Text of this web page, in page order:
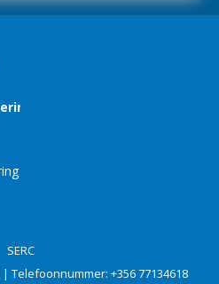
SERC
| Telefoonnummer: +356 77134618